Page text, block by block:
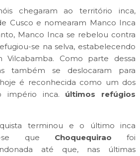
chegaram ao território inca,
Cusco e nomearam Manco Inca
Manco Inca se rebelou contra
se na selva, estabelecendo
Como parte dessa
também se deslocaram para
é reconhecida como um dos
império inca. últimos refúgios
terminou e o último inca
se que Choquequirao foi
até que, nas últimas